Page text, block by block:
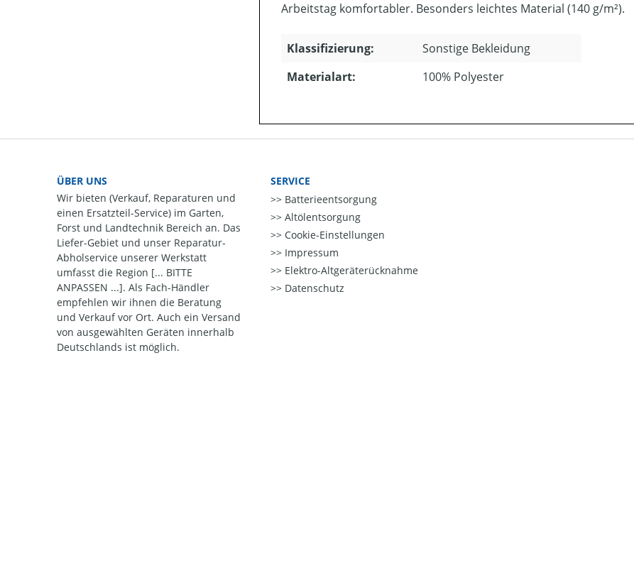
Arbeitstag komfortabler. Besonders leichtes Material (140 g/m²).
Klassifizierung:
Sonstige Bekleidung
Materialart:
100% Polyester
ÜBER UNS
Wir bieten (Verkauf, Reparaturen und
einen Ersatzteil-Service) im Garten,
Forst und Landtechnik Bereich an. Das
Liefer-Gebiet und unser Reparatur-
Abholservice unserer Werkstatt
umfasst die Region [... BITTE
ANPASSEN ...]. Als Fach-Händler
empfehlen wir ihnen die Beratung
und Verkauf vor Ort. Auch ein Versand
von ausgewählten Geräten innerhalb
Deutschlands ist möglich.
SERVICE
Batterieentsorgung
Altölentsorgung
Cookie-Einstellungen
Impressum
Elektro-Altgeräterücknahme
Datenschutz